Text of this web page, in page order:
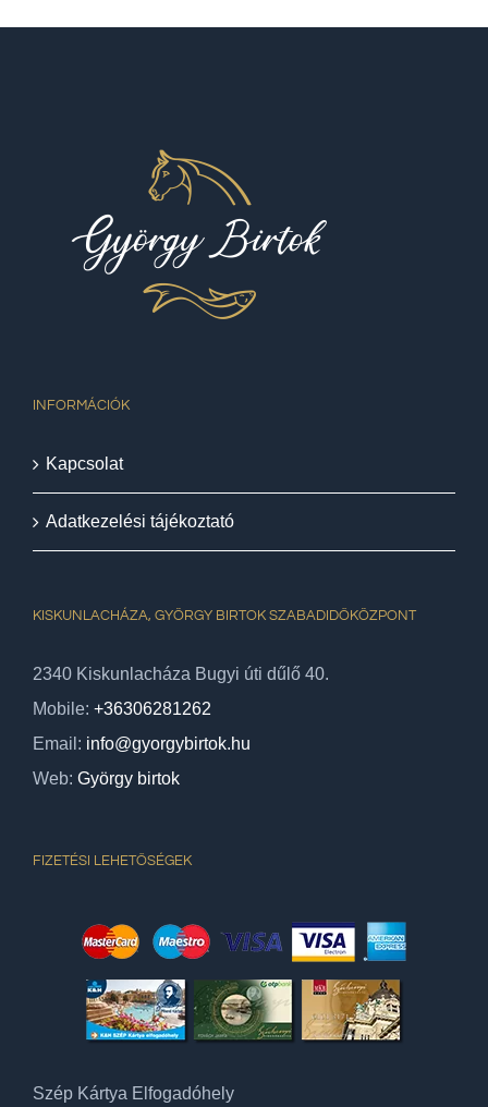
INFORMÁCIÓK
Kapcsolat
Adatkezelési tájékoztató
KISKUNLACHÁZA, GYÖRGY BIRTOK SZABADIDŐKÖZPONT
2340 Kiskunlacháza Bugyi úti dűlő 40.
Mobile: +36306281262
Email: info@gyorgybirtok.hu
Web: György birtok
FIZETÉSI LEHETŐSÉGEK
Szép Kártya Elfogadóhely